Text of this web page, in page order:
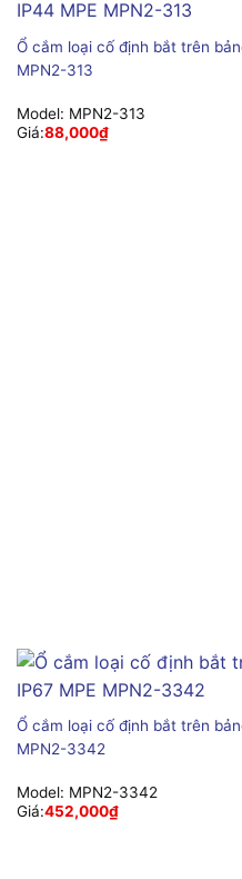
Ổ cắm loại cố định bắt trên
MPN2-313
Model: MPN2-313
Giá:88,000₫
Ổ cắm loại cố định bắt trên
MPN2-3342
Model: MPN2-3342
Giá:452,000₫